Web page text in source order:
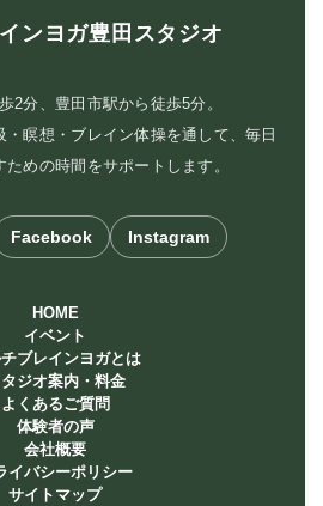
ンヨガ豊田スタジオ
2分、豊田市駅から徒歩5分。
瞑想・ブレイン体操を通して、毎日
めの時間をサポートします。
Facebook Instagram
HOME
イベント
ブレインヨガとは
ジオ案内・料金
よくあるご質問
体験者の声
会社概要
イバシーポリシー
サイトマップ